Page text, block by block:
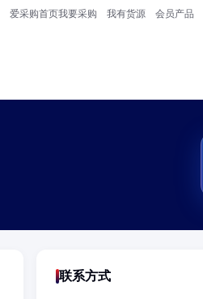
爱采购首页我要采购 我有货源 会员产品
联系方式